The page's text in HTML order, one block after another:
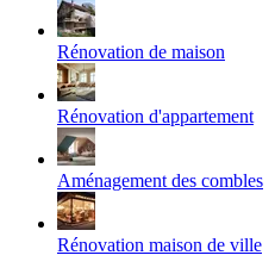
Rénovation de maison
Rénovation d'appartement
Aménagement des combles
Rénovation maison de ville